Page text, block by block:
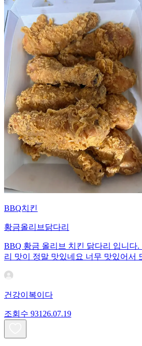
BBQ치킨
황금올리브닭다리
BBQ 황금 올리브 치킨 닭다리 입니다
리 맛이 정말 맛있네요 너무 맛있어서
건강이복이다
조회수 931 26.07.19